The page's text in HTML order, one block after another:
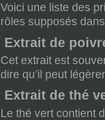
Voici une liste des
rôles supposés
Extrait de
Cet extrait est
dire qu’il peut
Extrait de thé
Le thé vert contient